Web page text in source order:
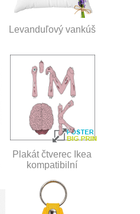
Levanduľový vankúš
Plakát čtverec Ikea
kompatibilní